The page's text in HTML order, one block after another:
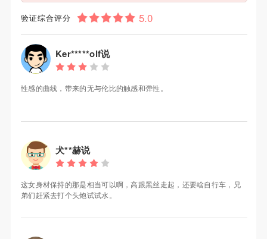
验证综合评分
Ker*****olf说
性感的曲线，带来的无与伦比的触感和弹性。
犬**赫说
这女身材保持的那是相当可以啊，高跟黑丝走起，还要啥自行车，兄
弟们赶紧去打个头炮试试水。